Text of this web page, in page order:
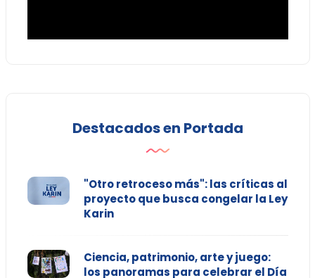
Destacados en Portada
"Otro retroceso más": las críticas al
proyecto que busca congelar la Ley
Karin
Ciencia, patrimonio, arte y juego:
los panoramas para celebrar el Día